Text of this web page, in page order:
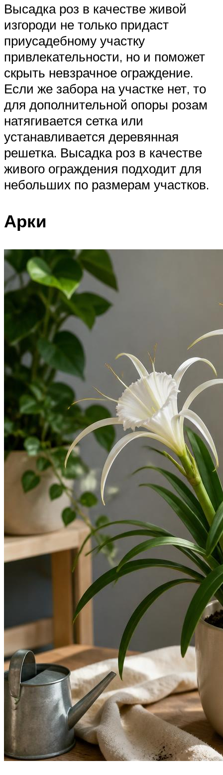
Высадка роз в качестве живой
изгороди не только придаст
приусадебному участку
привлекательности, но и поможет
скрыть невзрачное ограждение.
Если же забора на участке нет, то
для дополнительной опоры розам
натягивается сетка или
устанавливается деревянная
решетка. Высадка роз в качестве
живого ограждения подходит для
небольших по размерам участков.
Арки